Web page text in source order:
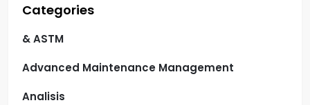
Categories
& ASTM
Advanced Maintenance Management
Analisis